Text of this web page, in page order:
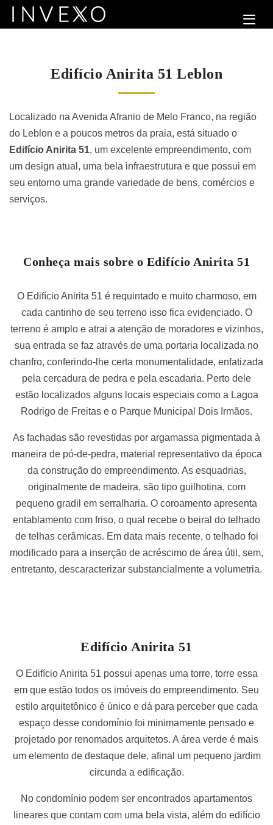
Edifício Anirita 51 Leblon
Localizado na Avenida Afranio de Melo Franco, na região
do Leblon e a poucos metros da praia, está situado o
Edifício Anirita 51, um excelente empreendimento, com
um design atual, uma bela infraestrutura e que possui em
seu entorno uma grande variedade de bens, comércios e
serviços.
Conheça mais sobre o Edifício Anirita 51
O Edifício Anirita 51 é requintado e muito charmoso, em
cada cantinho de seu terreno isso fica evidenciado. O
terreno é amplo e atrai a atenção de moradores e vizinhos,
sua entrada se faz através de uma portaria localizada no
chanfro, conferindo-lhe certa monumentalidade, enfatizada
pela cercadura de pedra e pela escadaria. Perto dele
estão localizados alguns locais especiais como a Lagoa
Rodrigo de Freitas e o Parque Municipal Dois Irmãos.
As fachadas são revestidas por argamassa pigmentada à
maneira de pó-de-pedra, material representativo da época
da construção do empreendimento. As esquadrias,
originalmente de madeira, são tipo guilhotina, com
pequeno gradil em serralharia. O coroamento apresenta
entablamento com friso, o qual recebe o beiral do telhado
de telhas cerâmicas. Em data mais recente, o telhado foi
modificado para a inserção de acréscimo de área útil, sem,
entretanto, descaracterizar substancialmente a volumetria.
Edifício Anirita 51
O Edifício Anirita 51 possui apenas uma torre, torre essa
em que estão todos os imóveis do empreendimento. Seu
estilo arquitetônico é único e dá para perceber que cada
espaço desse condomínio foi minimamente pensado e
projetado por renomados arquitetos. A área verde é mais
um elemento de destaque dele, afinal um pequeno jardim
circunda a edificação.
No condomínio podem ser encontrados apartamentos
lineares que contam com uma bela vista, além do edifício